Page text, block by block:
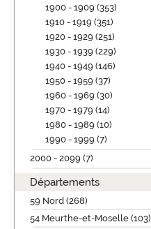
1900 - 1909 (353)
1910 - 1919 (351)
1920 - 1929 (251)
1930 - 1939 (229)
1940 - 1949 (146)
1950 - 1959 (37)
1960 - 1969 (30)
1970 - 1979 (14)
1980 - 1989 (10)
1990 - 1999 (7)
2000 - 2099 (7)
Départements
59 Nord (268)
54 Meurthe-et-Moselle (103)